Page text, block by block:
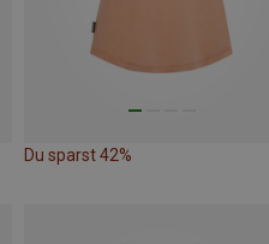
Du sparst 42%